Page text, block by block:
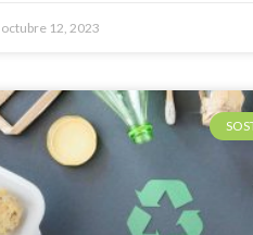
octubre 12, 2023